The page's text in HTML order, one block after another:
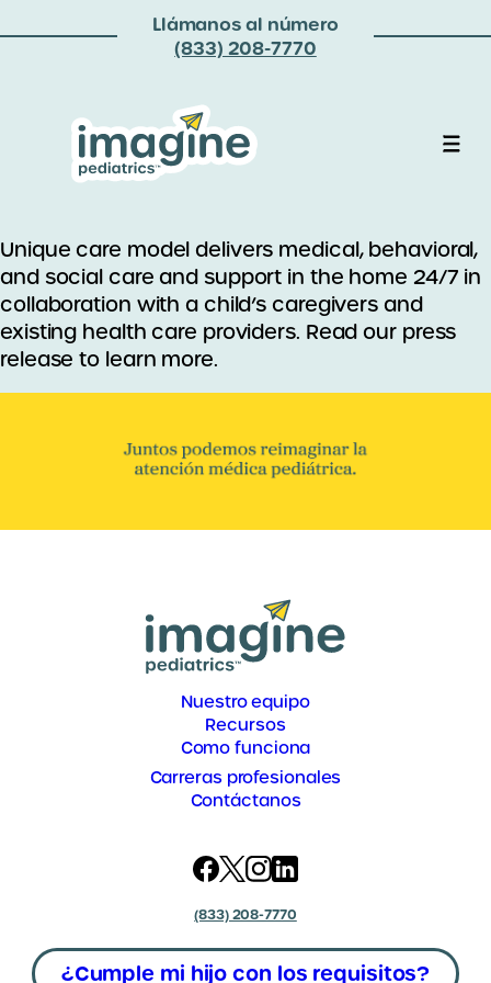
Llámanos al número
(833) 208-7770
Unique care model delivers medical, behavioral,
and social care and support in the home 24/7 in
collaboration with a child’s caregivers and
existing health care providers. Read our press
release to learn more.
Nuestro equipo
Recursos
Como funciona
Carreras profesionales
Contáctanos
(833) 208-7770
¿Cumple mi hijo con los requisitos?